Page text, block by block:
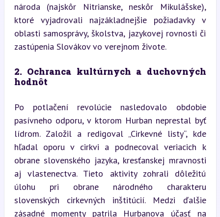
národa (najskôr Nitrianske, neskôr Mikulášske),
ktoré vyjadrovali najzákladnejšie požiadavky v
oblasti samosprávy, školstva, jazykovej rovnosti či
zastúpenia Slovákov vo verejnom živote.
2. Ochranca kultúrnych a duchovných
hodnôt
Po potlačení revolúcie nasledovalo obdobie
pasívneho odporu, v ktorom Hurban neprestal byť
lídrom. Založil a redigoval „Cirkevné listy“, kde
hľadal oporu v cirkvi a podnecoval veriacich k
obrane slovenského jazyka, kresťanskej mravnosti
aj vlastenectva. Tieto aktivity zohrali dôležitú
úlohu pri obrane národného charakteru
slovenských cirkevných inštitúcií. Medzi ďalšie
zásadné momenty patrila Hurbanova účasť na